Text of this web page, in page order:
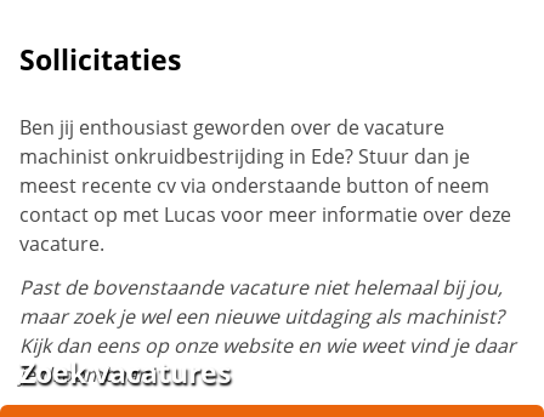
Sollicitaties
Ben jij enthousiast geworden over de vacature
machinist onkruidbestrijding in Ede? Stuur dan je
meest recente cv via onderstaande button of neem
contact op met Lucas voor meer informatie over deze
vacature.
Past de bovenstaande vacature niet helemaal bij jou,
maar zoek je wel een nieuwe uitdaging als machinist?
Kijk dan eens op onze website en wie weet vind je daar
je droombaan!
Zoek vacatures